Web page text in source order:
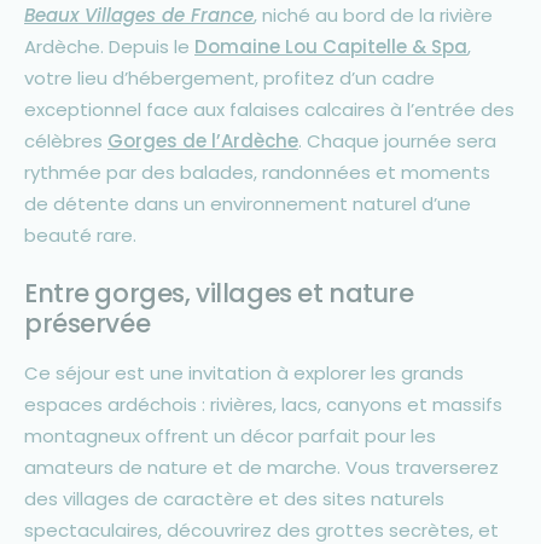
Beaux Villages de France, niché au bord de la rivière
Ardèche. Depuis le Domaine Lou Capitelle & Spa,
votre lieu d’hébergement, profitez d’un cadre
exceptionnel face aux falaises calcaires à l’entrée des
célèbres Gorges de l’Ardèche. Chaque journée sera
rythmée par des balades, randonnées et moments
de détente dans un environnement naturel d’une
beauté rare.
Entre gorges, villages et nature
préservée
Ce séjour est une invitation à explorer les grands
espaces ardéchois : rivières, lacs, canyons et massifs
montagneux offrent un décor parfait pour les
amateurs de nature et de marche. Vous traverserez
des villages de caractère et des sites naturels
spectaculaires, découvrirez des grottes secrètes, et